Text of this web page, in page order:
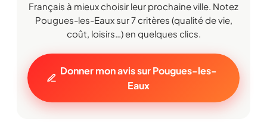
Français à mieux choisir leur prochaine ville. Notez
Pougues-les-Eaux sur 7 critères (qualité de vie,
coût, loisirs…) en quelques clics.
Donner mon avis sur Pougues-les-
Eaux